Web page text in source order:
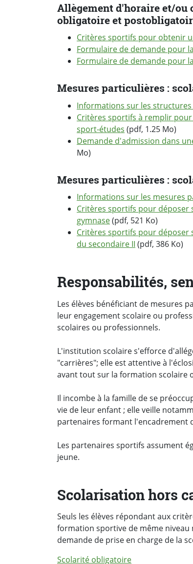
Allègement d'horaire et/ou
obligatoire et
Critères sportifs pour obtenir
Formulaire de demande pour
Formulaire de demande pour
Mesures particulières :
Informations sur les
Critères sportifs à remplir
sport-études (pdf, 1.25 Mo)
Demande d'admission dans
Mo)
Mesures particulières :
Informations sur les mesures
Critères sportifs pour déposer
gymnase(pdf, 521 Ko)
Critères sportifs pour
du secondaire II (pdf, 386 Ko)
Responsabilités,
Les élèves bénéficiant de mesures
leur engagement scolaire ou
scolaires ou professionnels.
L'institution scolaire s'efforce
"carrières"; elle est attentive à
avant tout sur la formation scolaire
Il incombe à la famille de se
vie de leur enfant ; elle veille
partenaires formant l'encadrement
Les partenaires sportifs assument
jeune.
Scolarisation hors
Seuls les élèves répondant aux
formation sportive de même niveau
demande de prise en charge de la
Scolarité obligatoire